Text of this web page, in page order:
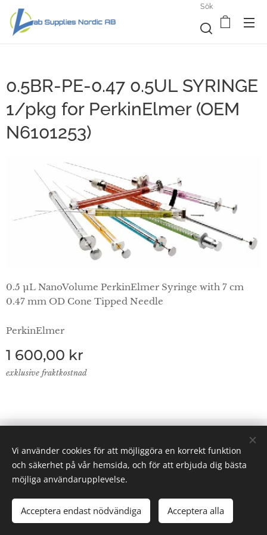
Sök
0.5BR-PE-0.47 0.5UL SYRINGE
1/pkg for PerkinElmer (OEM
N6101253)
0.5 µL NanoVolume PerkinElmer Syringe with 7 cm
0.47 mm OD Cone Tipped Needle
PerkinElmer
1 600,00 kr
exklusive fraktkostnad
LÄGG I KUNDVAGNEN
© 2024 Lab Supplies Nordic AB, VATnr SE559250124001,
PO BOX 2013, 800 02 Gävle
Email: info(@)labsuppliesnordic.se
Cookies
Vi använder cookies för att möjliggöra en korrekt funktion
och säkerhet på vår hemsida, och för att erbjuda dig bästa
möjliga användarupplevelse.
Acceptera endast nödvändiga Acceptera alla